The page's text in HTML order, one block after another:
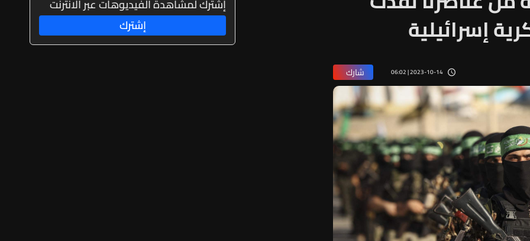
إسرائيلية
2023-10-14 | 06:02 شارك
إشترك لمشاهدة الفيديوهات عبر الانترنت
إشترك